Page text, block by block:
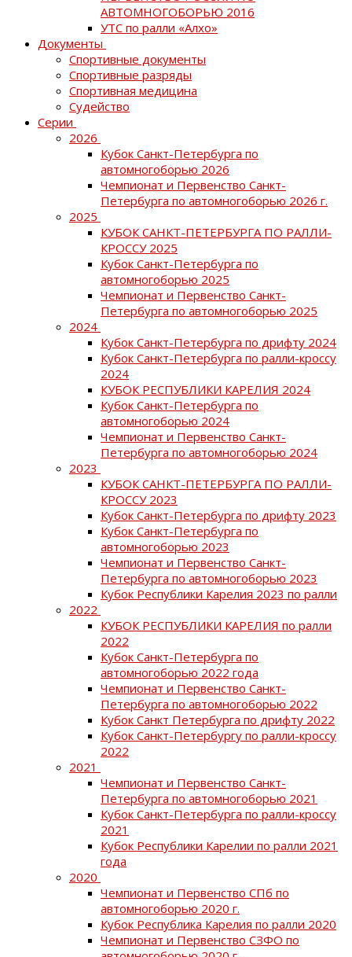
АВТОМНОГОБОРЬЮ 2016
УТС по ралли «Алхо»
Документы
Спортивные документы
Спортивные разряды
Спортивная медицина
Судейство
Серии
2026
Кубок Санкт-Петербурга по
автомногоборью 2026
Чемпионат и Первенство Санкт-
Петербурга по автомногоборью 2026 г.
2025
КУБОК САНКТ-ПЕТЕРБУРГА ПО РАЛЛИ-
КРОССУ 2025
Кубок Санкт-Петербурга по
автомногоборью 2025
Чемпионат и Первенство Санкт-
Петербурга по автомногоборью 2025
2024
Кубок Санкт-Петербурга по дрифту 2024
Кубок Санкт-Петербурга по ралли-кроссу
2024
КУБОК РЕСПУБЛИКИ КАРЕЛИЯ 2024
Кубок Санкт-Петербурга по
автомногоборью 2024
Чемпионат и Первенство Санкт-
Петербурга по автомногоборью 2024
2023
КУБОК САНКТ-ПЕТЕРБУРГА ПО РАЛЛИ-
КРОССУ 2023
Кубок Санкт-Петербурга по дрифту 2023
Кубок Санкт-Петербурга по
автомногоборью 2023
Чемпионат и Первенство Санкт-
Петербурга по автомногоборью 2023
Кубок Республики Карелия 2023 по ралли
2022
КУБОК РЕСПУБЛИКИ КАРЕЛИЯ по ралли
2022
Кубок Санкт-Петербурга по
автомногоборью 2022 года
Чемпионат и Первенство Санкт-
Петербурга по автомногоборью 2022
Кубок Санкт Петербурга по дрифту 2022
Кубок Санкт-Петербургу по ралли-кроссу
2022
2021
Чемпионат и Первенство Санкт-
Петербурга по автомногоборью 2021
Кубок Санкт-Петербурга по ралли-кроссу
2021
Кубок Республики Карелии по ралли 2021
года
2020
Чемпионат и Первенство СПб по
автомногоборью 2020 г.
Кубок Республика Карелия по ралли 2020
Чемпионат и Первенство СЗФО по